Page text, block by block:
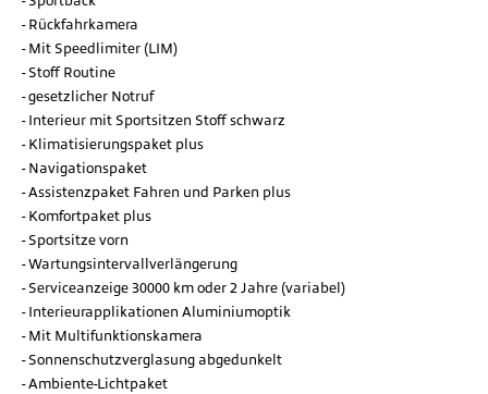
Rückfahrkamera
Mit Speedlimiter (LIM)
Stoff Routine
gesetzlicher Notruf
Interieur mit Sportsitzen Stoff schwarz
Klimatisierungspaket plus
Navigationspaket
Assistenzpaket Fahren und Parken plus
Komfortpaket plus
Sportsitze vorn
Wartungsintervallverlängerung
Serviceanzeige 30000 km oder 2 Jahre (variabel)
Interieurapplikationen Aluminiumoptik
Mit Multifunktionskamera
Sonnenschutzverglasung abgedunkelt
Ambiente-Lichtpaket